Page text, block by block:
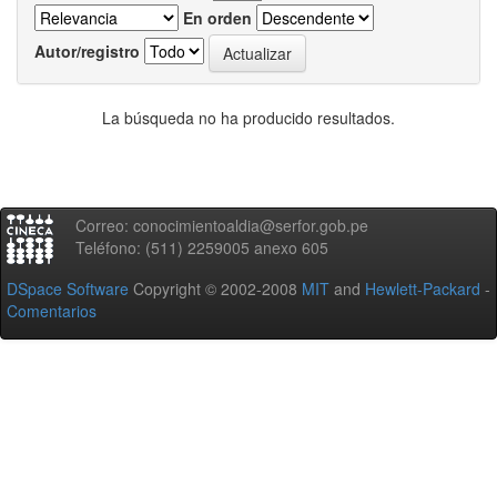
En orden
Autor/registro
La búsqueda no ha producido resultados.
Correo: conocimientoaldia@serfor.gob.pe
Teléfono: (511) 2259005 anexo 605
DSpace Software Copyright © 2002-2008 MIT and Hewlett-Packard -
Comentarios